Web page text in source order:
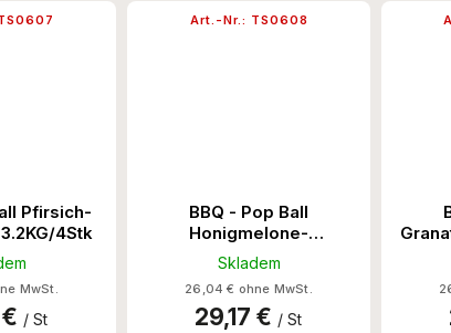
Pfirsich-
4Stk
MwSt.
/ St
BBQ - Pop Ball
Honigmelone-
Geschmack 3.2KG/4Stk
Skladem
26,04 € ohne MwSt.
29,17 € / St
Art.-Nr.: TS0608